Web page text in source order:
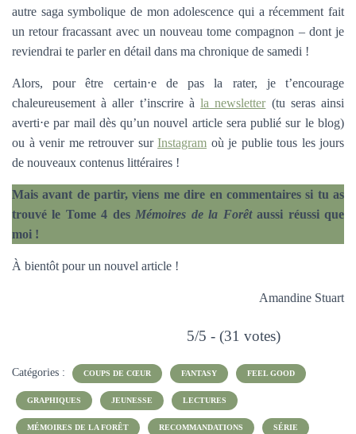
autre saga symbolique de mon adolescence qui a récemment fait
un retour fracassant avec un nouveau tome compagnon – dont je
reviendrai te parler en détail dans ma chronique de samedi !
Alors, pour être certain⋅e de pas la rater, je t’encourage
chaleureusement à aller t’inscrire àla newsletter(tu seras ainsi
averti⋅e par mail dès qu’un nouvel article sera publié sur le blog)
ou à venir me retrouver sur Instagram où je publie tous les jours
de nouveaux contenus littéraires !
Mais avant de partir, viens me dire en commentaires si tu as
trouvé le Tome 4 desMémoires de la Forêtaussi réussi que
moi !
À bientôt pour un nouvel article !
Amandine Stuart
5/5 - (31 votes)
Catégories : COUPS DE CŒUR FANTASY FEEL GOOD
GRAPHIQUES JEUNESSE LECTURES
MÉMOIRES DE LA FORÊT RECOMMANDATIONS SÉRIE